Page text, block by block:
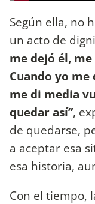
Según ella, no
un acto de
me dejó él,
Cuando yo me
me di media
quedar así”,
de quedarse,
a aceptar esa
esa historia,
Con el tiempo,